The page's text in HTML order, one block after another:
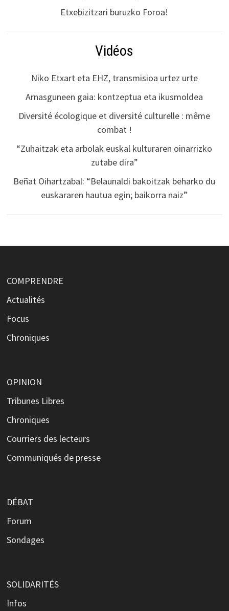
Etxebizitzari buruzko Foroa!
Vidéos
Niko Etxart eta EHZ, transmisioa urtez urte
Arnasguneen gaia: kontzeptua eta ikusmoldea
Diversité écologique et diversité culturelle : même
combat !
“Zuhaitzak eta arbolak euskal kulturaren oinarrizko
zutabe dira”
Beñat Oihartzabal: “Belaunaldi bakoitzak beharko du
euskararen hautua egin; baikorra naiz”
COMPRENDRE
Actualités
Focus
Chroniques
OPINION
Tribunes Libres
Chroniques
Courriers des lecteurs
Communiqués de presse
DÉBAT
Forum
Sondages
SOLIDARITÉS
Infos